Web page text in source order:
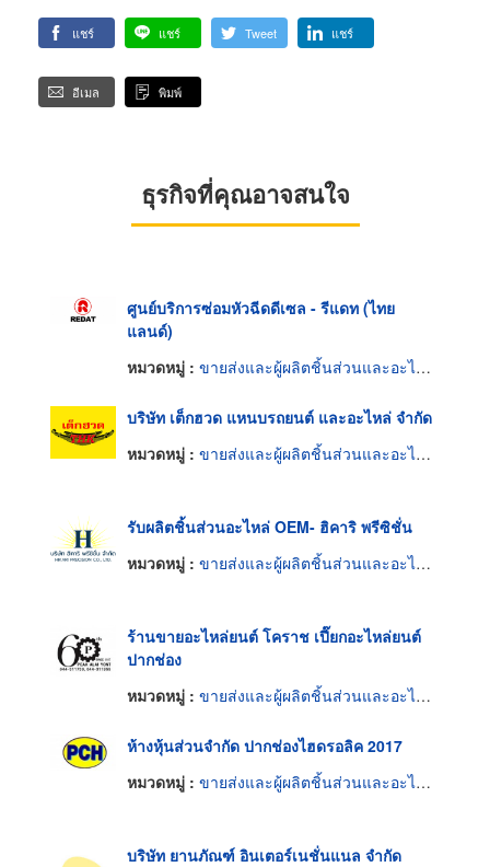
แชร์ แชร์ Tweet แชร์
อีเมล พิมพ์
ธุรกิจที่คุณอาจสนใจ
ศูนย์บริการซ่อมหัวฉีดดีเซล - รีแดท (ไทย
แลนด์)
หมวดหมู่ : ขายส่งและผู้ผลิตชิ้นส่วนและอะไหล่รถยนต์
บริษัท เต็กฮวด แหนบรถยนต์ และอะไหล่ จำกัด
หมวดหมู่ : ขายส่งและผู้ผลิตชิ้นส่วนและอะไหล่รถยนต์
รับผลิตชิ้นส่วนอะไหล่ OEM- ฮิคาริ พรีซิชั่น
หมวดหมู่ : ขายส่งและผู้ผลิตชิ้นส่วนและอะไหล่รถยนต์
ร้านขายอะไหล่ยนต์ โคราช เปี๊ยกอะไหล่ยนต์
ปากช่อง
หมวดหมู่ : ขายส่งและผู้ผลิตชิ้นส่วนและอะไหล่รถยนต์
ห้างหุ้นส่วนจำกัด ปากช่องไฮดรอลิค 2017
หมวดหมู่ : ขายส่งและผู้ผลิตชิ้นส่วนและอะไหล่รถยนต์
บริษัท ยานภัณฑ์ อินเตอร์เนชั่นแนล จำกัด